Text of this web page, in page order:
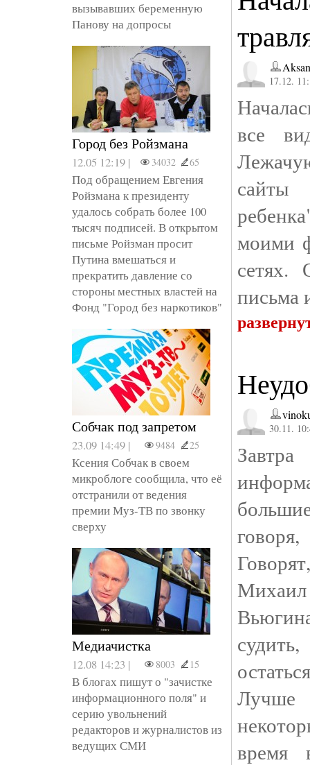
вызывавших беременную
Панову на допросы
Город без Ройзмана
12.05 12:19 | 34032 65
Под обращением Евгения
Ройзмана к президенту
удалось собрать более 100
тысяч подписей. В открытом
письме Ройзман просит
Путина вмешаться и
прекратить давление со
стороны местных властей на
Фонд "Город без наркотиков"
Собчак под запретом
23.09 14:49 | 9484 25
Ксения Собчак в своем
микроблоге сообщила, что её
отстранили от ведения
премии Муз-ТВ по звонку
сверху
Медиачистка
12.08 14:23 | 8003 15
В блогах пишут о "зачистке
информационного поля" и
серию увольнений
редакторов и журналистов из
ведущих СМИ
17.12.
все
сайты
моими
сетях.
письма
30.11.
время